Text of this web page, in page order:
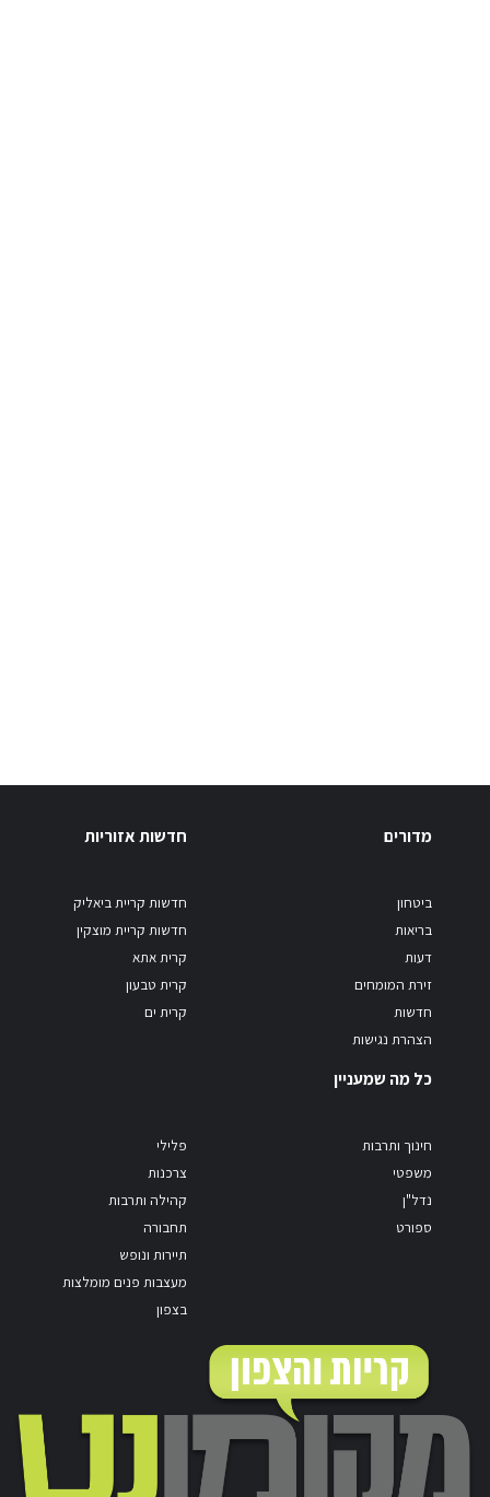
מדורים
ביטחון
בריאות
דעות
זירת המומחים
חדשות
הצהרת נגישות
חדשות אזוריות
חדשות קריית ביאליק
חדשות קריית מוצקין
קרית אתא
קרית טבעון
קרית ים
כל מה שמעניין
חינוך ותרבות
משפטי
נדל"ן
ספורט
פלילי
צרכנות
קהילה ותרבות
תחבורה
תיירות ונופש
מעצבות פנים מומלצות
בצפון